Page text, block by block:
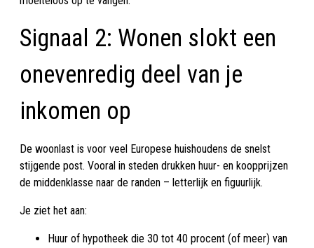
Signaal 2: Wonen slokt een
onevenredig deel van je
inkomen op
De woonlast is voor veel Europese huishoudens de snelst
stijgende post. Vooral in steden drukken huur- en koopprijzen
de middenklasse naar de randen – letterlijk en figuurlijk.
Je ziet het aan:
Huur of hypotheek die 30 tot 40 procent (of meer) van